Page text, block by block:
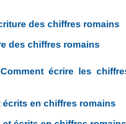
des chiffres romains
des chiffres romains
écrire les
en chiffres romains